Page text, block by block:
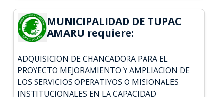
MUNICIPALIDAD DE TUPAC
AMARU requiere:
ADQUISICION DE CHANCADORA PARA EL
PROYECTO MEJORAMIENTO Y AMPLIACION DE
LOS SERVICIOS OPERATIVOS O MISIONALES
INSTITUCIONALES EN LA CAPACIDAD